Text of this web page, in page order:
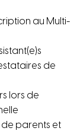
au Multi-
de
lors de
parents et